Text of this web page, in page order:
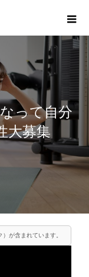
って自分
大募集
が含まれています。